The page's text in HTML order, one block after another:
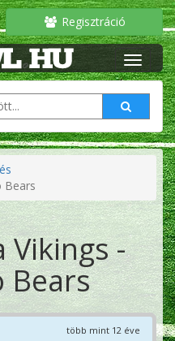
Regisztráció
Bears
-
Bears
több mint 12 éve